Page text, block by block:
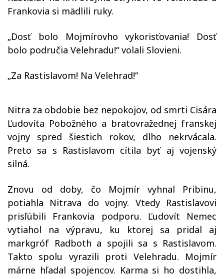
Frankovia si mädlili ruky.
„Dosť bolo Mojmírovho vykorisťovania! Dosť
bolo područia Velehradu!“ volali Slovieni.
„Za Rastislavom! Na Velehrad!“
Nitra za obdobie bez nepokojov, od smrti Cisára
Ľudovíta Pobožného a bratovražednej franskej
vojny spred šiestich rokov, dlho nekrvácala.
Preto sa s Rastislavom cítila byť aj vojenský
silná.
Znovu od doby, čo Mojmír vyhnal Pribinu,
potiahla Nitrava do vojny. Vtedy Rastislavovi
prisľúbili Frankovia podporu. Ľudovít Nemec
vytiahol na výpravu, ku ktorej sa pridal aj
markgróf Radboth a spojili sa s Rastislavom.
Takto spolu vyrazili proti Velehradu. Mojmír
márne hľadal spojencov. Karma si ho dostihla,